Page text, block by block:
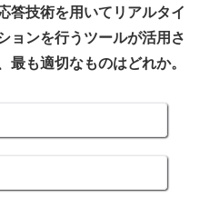
答技術を用いてリアルタイ
ョンを行うツールが活用さ
最も適切なものはどれか。